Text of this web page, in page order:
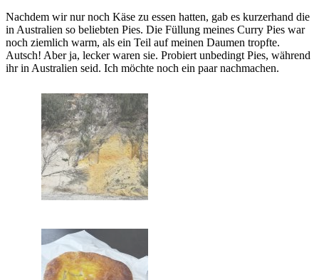
Nachdem wir nur noch Käse zu essen hatten, gab es kurzerhand die
in Australien so beliebten Pies. Die Füllung meines Curry Pies war
noch ziemlich warm, als ein Teil auf meinen Daumen tropfte.
Autsch! Aber ja, lecker waren sie. Probiert unbedingt Pies, während
ihr in Australien seid. Ich möchte noch ein paar nachmachen.